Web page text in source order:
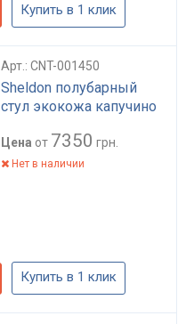
Купить в 1 клик
Арт.: CNT-001450
Sheldon полубарный
стул экокожа капучино
Цена от 7350 грн.
Нет в наличии
Купить в 1 клик